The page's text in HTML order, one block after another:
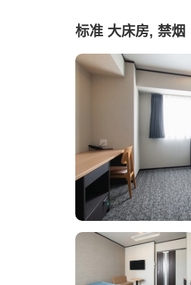
标准 大床房, 禁烟